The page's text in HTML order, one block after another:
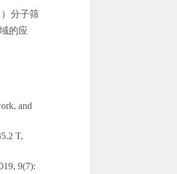
分子筛
的应
and
T,
9(7):